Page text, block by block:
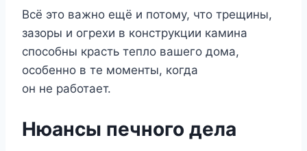
Всё это важно ещё и потому, что трещины,
зазоры и огрехи в конструкции камина
способны красть тепло вашего дома,
особенно в те моменты, когда
он не работает.
Нюансы печного дела